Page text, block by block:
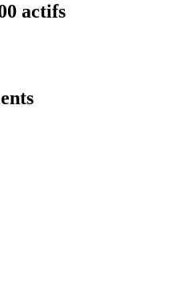
actifs